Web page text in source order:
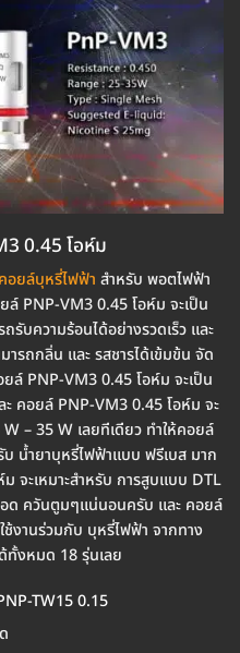
0.45 โอห์ม
คอยล์บุหรี่ไฟฟ้า สำหรับ พอตไฟฟ้า
PNP-VM3 0.45 โอห์ม จะเป็น
รับความร้อนได้อย่างรวดเร็ว และ
รถกลิ่น และ รสชารได้เข้มข้น จัด
ล์ PNP-VM3 0.45 โอห์ม จะเป็น
คอยล์ PNP-VM3 0.45 โอห์ม จะ
– 35 W เลยทีเดียว ทำให้คอยล์
บ น้ำยาบุหรี่ไฟฟ้าแบบ ฟรีเบส มาก
จะเหมาะสำหรับ การสูบแบบ DTL
ด ควันตูมๆแน่นอนครับ และ คอยล์
ช้งานร่วมกับ บุหรี่ไฟฟ้า จากทาง
ทั้งหมด 18 รุ่นเลย
TW15 0.15